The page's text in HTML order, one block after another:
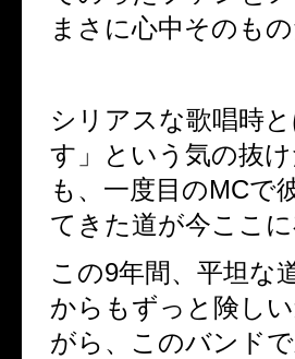
まさに心中そのもの
シリアスな歌唱時
す」という気の抜
も、 一度目のMCで
てきた道が今ここに
この9年間、平坦な
からもずっと険し
がら、 このバンド